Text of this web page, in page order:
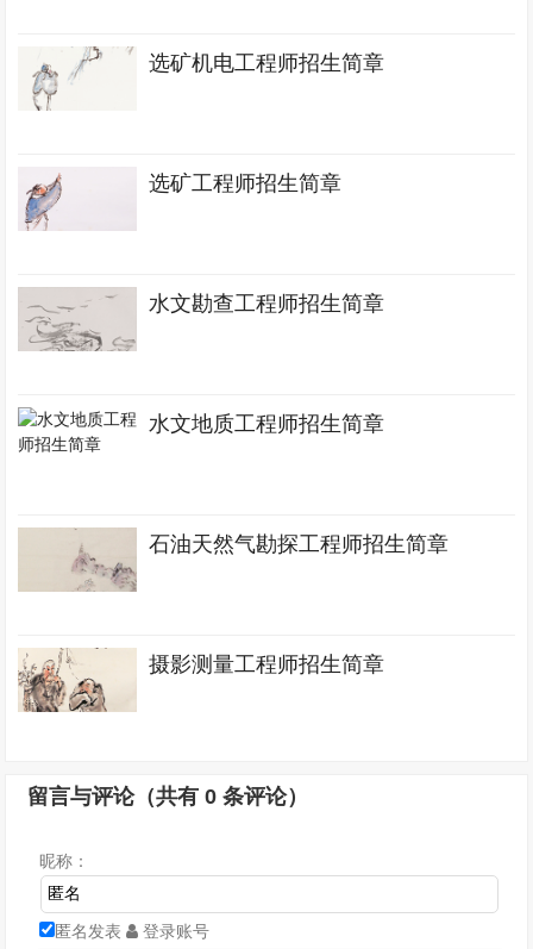
选矿机电工程师招生简章
选矿工程师招生简章
水文勘查工程师招生简章
水文地质工程师招生简章
石油天然气勘探工程师招生简章
摄影测量工程师招生简章
留言与评论（共有0 条评论）
昵称：
匿名发表 登录账号